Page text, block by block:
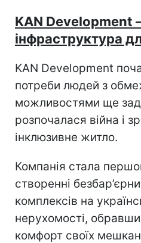
KAN Development
інфраструктура
KAN Development
потреби людей з
можливостями ще
розпочалася війна і
інклюзивне житло.
Компанія стала
створенні
комплексів на
нерухомості, обравши
комфорт своїх